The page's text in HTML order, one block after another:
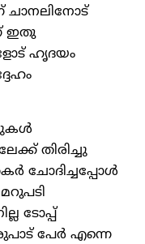
ചാനലിനോട്
ഇതു
ഹൃദയം
തിരിച്ചു
ചോദിച്ചപ്പോള്‍
ടോപ്പ്
പേര്‍ എന്നെ